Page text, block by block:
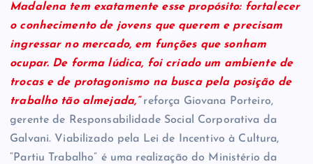
Madalena tem exatamente esse propósito: fortalecer
o conhecimento de jovens que querem e precisam
ingressar no mercado, em funções que sonham
ocupar. De forma lúdica, foi criado um ambiente de
trocas e de protagonismo na busca pela posição de
trabalho tão almejada,” reforça Giovana Porteiro,
gerente de Responsabilidade Social Corporativa da
Galvani. Viabilizado pela Lei de Incentivo à Cultura,
“Partiu Trabalho” é uma realização do Ministério da